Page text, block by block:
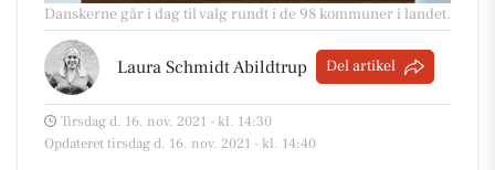
Danskerne går i dag til valg rundt i de 98 kommuner i landet.
Laura Schmidt Abildtrup Del artikel
Tirsdag d. 16. nov. 2021 - kl. 14:30
Opdateret tirsdag d. 16. nov. 2021 - kl. 14:40